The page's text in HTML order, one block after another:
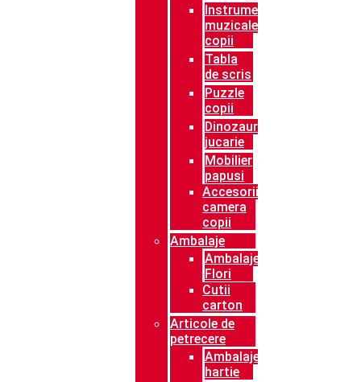
Instrumente
muzicale
copii
Tabla
de scris
Puzzle
copii
Dinozaur
jucarie
Mobilier
papusi
Accesorii
camera
copii
Ambalaje
Ambalaje
Flori
Cutii
carton
Articole de
petrecere
Ambalaje
hartie